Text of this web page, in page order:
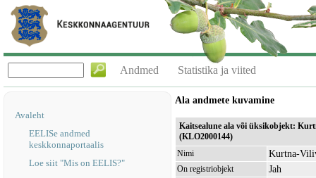
Andmed Statistika ja viited
Avaleht
EELISe andmed
keskkonnaportaalis
Loe siit "Mis on EELIS?"
Ala andmete kuvamine
Kaitsealune ala või üksikobjekt:
(KLO2000144)
Nimi
Kurtna-
On registriobjekt Jah